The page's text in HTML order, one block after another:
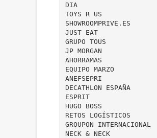
DIA
TOYS R US
SHOWROOMPRIVE.ES
JUST EAT
GRUPO TOUS
JP MORGAN
AHORRAMAS
EQUIPO MARZO
ANEFSEPRI
DECATHLON ESPAÑA
ESPRIT
HUGO BOSS
RETOS LOGÍSTICOS
GROUPON INTERNACIONAL
NECK & NECK